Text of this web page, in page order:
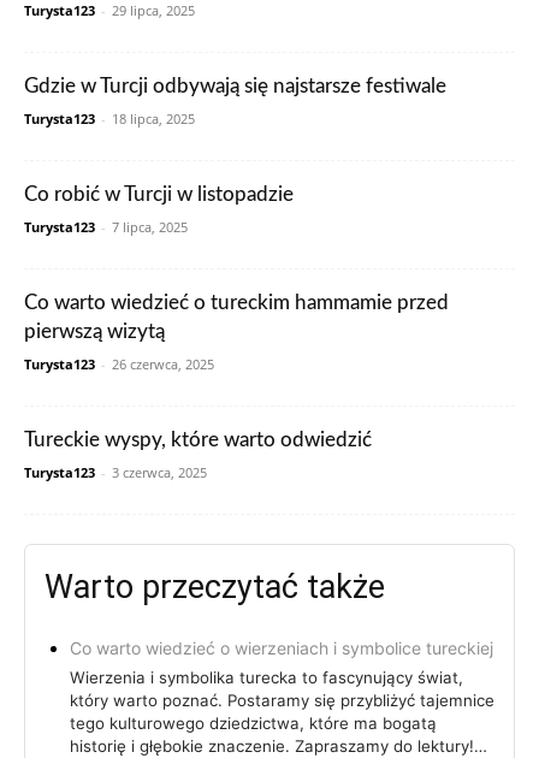
Turysta123 - 29 lipca, 2025
Gdzie w Turcji odbywają się najstarsze festiwale
Turysta123 - 18 lipca, 2025
Co robić w Turcji w listopadzie
Turysta123 - 7 lipca, 2025
Co warto wiedzieć o tureckim hammamie przed
pierwszą wizytą
Turysta123 - 26 czerwca, 2025
Tureckie wyspy, które warto odwiedzić
Turysta123 - 3 czerwca, 2025
Warto przeczytać także
Co warto wiedzieć o wierzeniach i symbolice tureckiej
Wierzenia i symbolika turecka to fascynujący świat,
który warto poznać. Postaramy się przybliżyć tajemnice
tego kulturowego dziedzictwa, które ma bogatą
historię i głębokie znaczenie. Zapraszamy do lektury!…